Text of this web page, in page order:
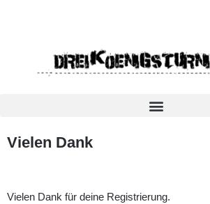
Vielen Dank
Vielen Dank für deine Registrierung.